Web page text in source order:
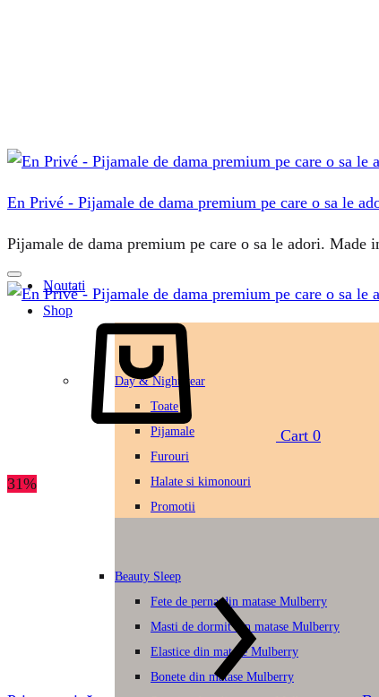
En Privé - Pijamale de dama premium pe care o sa le
Pijamale de dama premium pe care o sa le adori. Made
Noutati
Shop
Day & Nightwear
Toate
Pijamale
Furouri
Halate si kimonouri
Promotii
Beauty Sleep
Fete de perna din matase Mulberry
Masti de dormit din matase Mulberry
Elastice din matase Mulberry
Bonete din matase Mulberry
Cart 0
31%